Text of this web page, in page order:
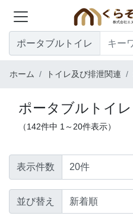
ポータブルトイレ
ホーム トイレ及び排泄関連
ポータブルトイレ
（142件中 1～20件表示）
表示件数
並び替え